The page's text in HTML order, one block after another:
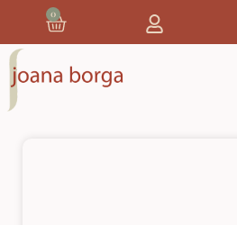
0
Home